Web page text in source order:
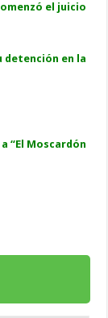
el juicio
detención en la
“El Moscardón